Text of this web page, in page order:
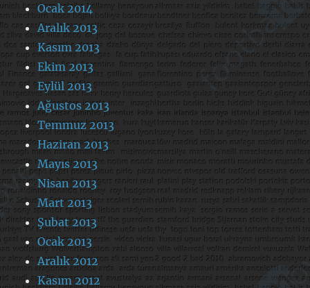
Ocak 2014
Aralık 2013
Kasım 2013
Ekim 2013
Eylül 2013
Ağustos 2013
Temmuz 2013
Haziran 2013
Mayıs 2013
Nisan 2013
Mart 2013
Şubat 2013
Ocak 2013
Aralık 2012
Kasım 2012